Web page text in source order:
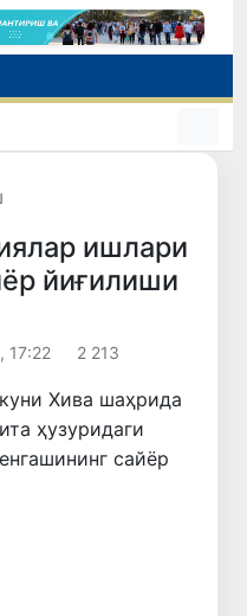
Рақобат қўмитаси аралашуви билан тадбиркордан газ учун асоссиз ундирилган тўлов қайтарилиши таъминланди
ишлари
йиғилиши
17:22 2 213
Хива шаҳрида
ҳузуридаги
сайёр